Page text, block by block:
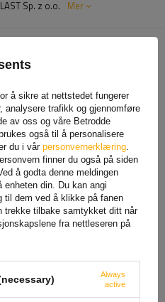
Sp. z o.o. Mer
FOR DEG
reflektor
9,59 NOK netto
å sikre at nettstedet fungerer
analysere trafikk og gjennomføre
av oss og våre Betrodde
også til å personalisere
du i vår personvernerklæring
finner du også på siden
å godta denne meldingen
din. Du kan angi
til dem ved å klikke på fanen
trekke tilbake samtykket ditt når
fra nettleseren på
Always
active